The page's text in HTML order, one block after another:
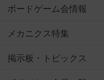
ボードゲーム会情報
メカニクス特集
掲示板・トピックス